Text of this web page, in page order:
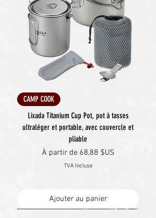
CAMP COOK
Lixada Titanium Cup Pot, pot à tasses
ultraléger et portable, avec couvercle et
pliable
À partir de 68,88 $US
Prix promotionnel
TVA Incluse
Ajouter au panier